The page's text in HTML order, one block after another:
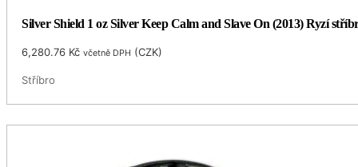
Silver Shield 1 oz Silver Keep Calm and Slave On (2013) Ryzí
6,280.76 Kč včetně DPH (CZK)
Stříbro